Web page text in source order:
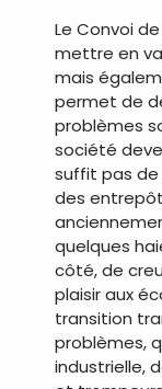
Le Convoi
mettre en
mais
permet de
problèmes
société
suffit pas
des
quelques
côté, de
plaisir aux
transition
problèmes,
industrielle,